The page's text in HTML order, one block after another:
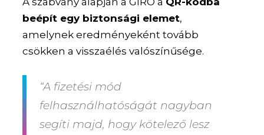
beépít egy biztonsági elemet,
amelynek eredményeként tovább
csökken a visszaélés valószínűsége.
“A fizetési mód
felhasználhatóságát nagyban
segíti majd, hogy kötelező lesz